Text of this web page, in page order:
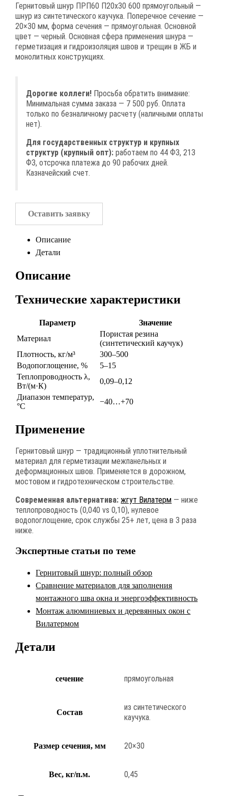
Гернитовый шнур ПРП60 П20х30 600 прямоугольный —
шнур из синтетического каучука. Поперечное сечение —
20×30 мм, форма сечения — прямоугольная. Основной
цвет — черный. Основная сфера применения шнура —
герметизация и гидроизоляция швов и трещин в ЖБ и
монолитных конструкциях.
Дорогие коллеги! Просьба обратить внимание:
Минимальная сумма заказа — 7 500 руб. Оплата
только по безналичному расчету (наличными оплаты
нет).
Для государственных структур и крупных
структур (крупный опт): работаем по 44 ФЗ, 213
ФЗ, отсрочка платежа до 90 рабочих дней.
Казначейский счет.
Оставить заявку
Описание
Детали
Описание
Технические характеристики
Параметр
Значение
Материал
Пористая резина
(синтетический каучук)
Плотность, кг/м³
300–500
Водопоглощение, %
5–15
Теплопроводность λ,
Вт/(м·К)
0,09–0,12
Диапазон температур,
°C
−40…+70
Применение
Гернитовый шнур — традиционный уплотнительный
материал для герметизации межпанельных и
деформационных швов. Применяется в дорожном,
мостовом и гидротехническом строительстве.
Современная альтернатива: жгут Вилатерм — ниже
теплопроводность (0,040 vs 0,10), нулевое
водопоглощение, срок службы 25+ лет, цена в 3 раза
ниже.
Экспертные статьи по теме
Гернитовый шнур: полный обзор
Сравнение материалов для заполнения
монтажного шва окна и энергоэффективность
Монтаж алюминиевых и деревянных окон с
Вилатермом
Детали
сечение прямоугольная
Состав
из синтетического
каучука.
Размер сечения, мм 20×30
Вес, кг/п.м. 0,45